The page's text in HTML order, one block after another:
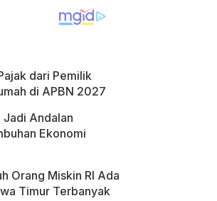
dari Pemilik
di APBN 2027
Andalan
Ekonomi
Orang Miskin RI Ada
Timur Terbanyak